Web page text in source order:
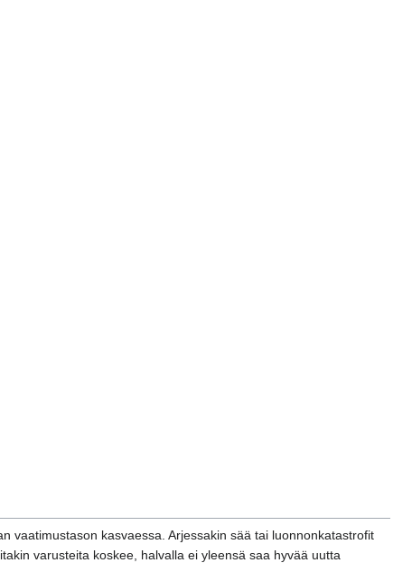
vaatimustason kasvaessa. Arjessakin sää tai luonnonkatastrofit
varusteita koskee, halvalla ei yleensä saa hyvää uutta